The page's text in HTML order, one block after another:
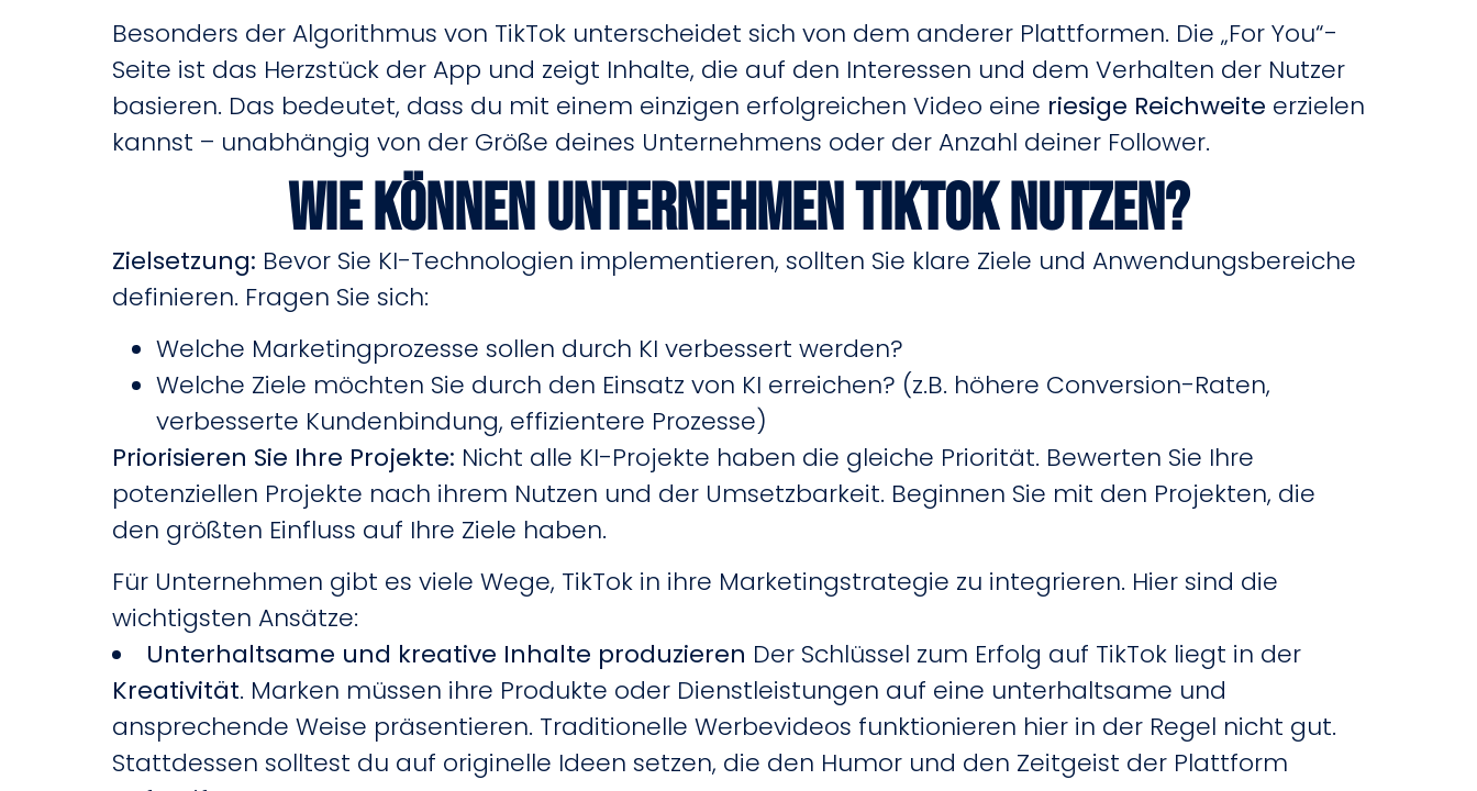
Besonders der Algorithmus von TikTok unterscheidet sich von dem anderer Plattformen. Die „For You“-
Seite ist das Herzstück der App und zeigt Inhalte, die auf den Interessen und dem Verhalten der Nutzer
basieren. Das bedeutet, dass du mit einem einzigen erfolgreichen Video eine riesige Reichweite erzielen
kannst – unabhängig von der Größe deines Unternehmens oder der Anzahl deiner Follower.
Wie können Unternehmen TikTok nutzen?
Zielsetzung: Bevor Sie KI-Technologien implementieren, sollten Sie klare Ziele und Anwendungsbereiche
definieren. Fragen Sie sich:
Welche Marketingprozesse sollen durch KI verbessert werden?
Welche Ziele möchten Sie durch den Einsatz von KI erreichen? (z.B. höhere Conversion-Raten,
verbesserte Kundenbindung, effizientere Prozesse)
Priorisieren Sie Ihre Projekte: Nicht alle KI-Projekte haben die gleiche Priorität. Bewerten Sie Ihre
potenziellen Projekte nach ihrem Nutzen und der Umsetzbarkeit. Beginnen Sie mit den Projekten, die
den größten Einfluss auf Ihre Ziele haben.
Für Unternehmen gibt es viele Wege, TikTok in ihre Marketingstrategie zu integrieren. Hier sind die
wichtigsten Ansätze:
Unterhaltsame und kreative Inhalte produzieren Der Schlüssel zum Erfolg auf TikTok liegt in der
Kreativität. Marken müssen ihre Produkte oder Dienstleistungen auf eine unterhaltsame und
ansprechende Weise präsentieren. Traditionelle Werbevideos funktionieren hier in der Regel nicht gut.
Stattdessen solltest du auf originelle Ideen setzen, die den Humor und den Zeitgeist der Plattform